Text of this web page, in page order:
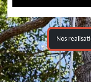
Nos